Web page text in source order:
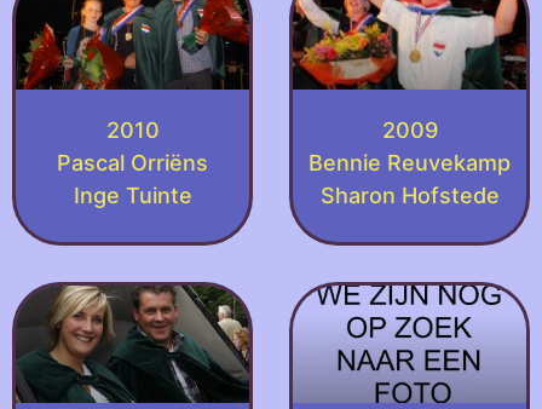
2010
Pascal Orriëns
Inge Tuinte
2009
Bennie Reuvekamp
Sharon Hofstede